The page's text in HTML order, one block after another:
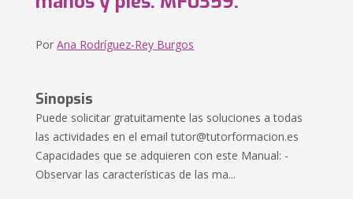
PorAna Rodríguez-Rey Burgos
Sinopsis
Puede solicitar gratuitamente las soluciones a todas
las actividades en el emailtutor@tutorformacion.es
Capacidades que se adquieren con este Manual: -
Observar las características de las ma...